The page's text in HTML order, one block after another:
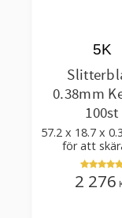
0.38mm
100st
57.2 x 18.7 x
för att
plastfilm med
5K
2 276